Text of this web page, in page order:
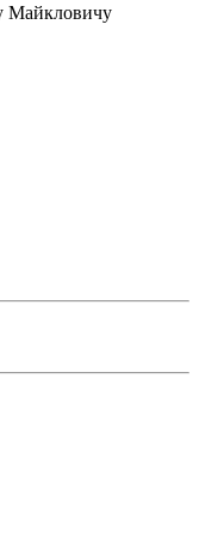
Майкловичу